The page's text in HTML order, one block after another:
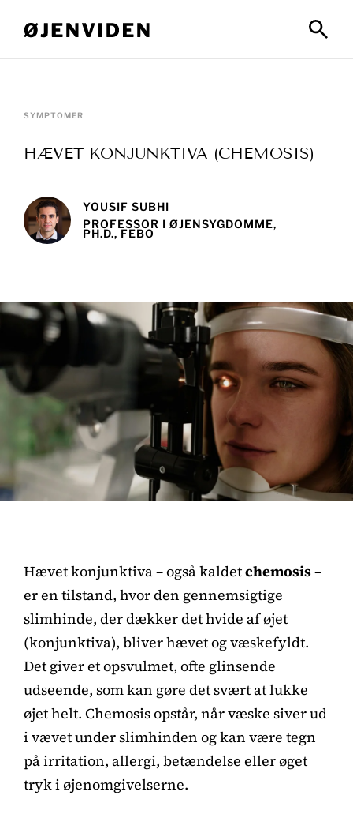
SYMPTOMER
HÆVET KONJUNKTIVA (CHEMOSIS)
YOUSIF SUBHI
PROFESSOR I ØJENSYGDOMME,
PH.D., FEBO
Hævet konjunktiva – også kaldetchemosis–
er en tilstand, hvor den gennemsigtige
slimhinde, der dækker det hvide af øjet
(konjunktiva), bliver hævet og væskefyldt.
Det giver et opsvulmet, ofte glinsende
udseende, som kan gøre det svært at lukke
øjet helt. Chemosis opstår, når væske siver ud
i vævet under slimhinden og kan være tegn
på irritation, allergi, betændelse eller øget
tryk i øjenomgivelserne.